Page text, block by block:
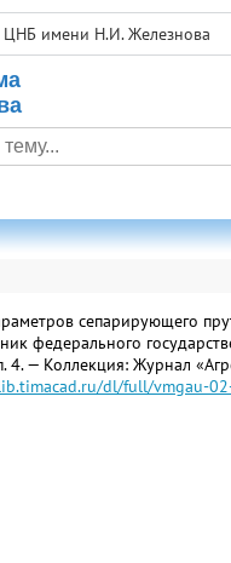
ЦНБ имени Н.И. Железнова
сепарирующего
федерального
4. — Коллекция: Журнал
dl/full/vmgau-